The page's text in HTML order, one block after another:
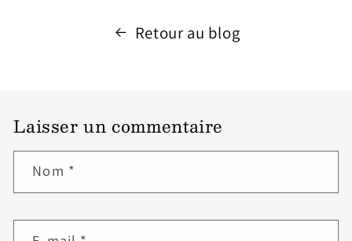
Retour au blog
Laisser un commentaire
Nom *